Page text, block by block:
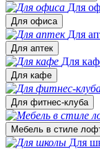
Для
Для офиса
Для
Для аптек
Для
Для кафе
Для фитнес-клуба
Мебель в стиле
Для